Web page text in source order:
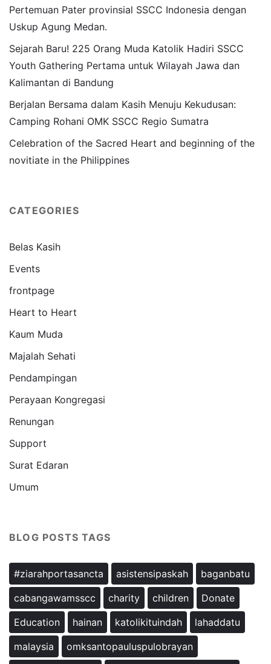
Pertemuan Pater provinsial SSCC Indonesia dengan
Uskup Agung Medan.
Sejarah Baru! 225 Orang Muda Katolik Hadiri SSCC
Youth Gathering Pertama untuk Wilayah Jawa dan
Kalimantan di Bandung
Berjalan Bersama dalam Kasih Menuju Kekudusan:
Camping Rohani OMK SSCC Regio Sumatra
Celebration of the Sacred Heart and beginning of the
novitiate in the Philippines
CATEGORIES
Belas Kasih
Events
frontpage
Heart to Heart
Kaum Muda
Majalah Sehati
Pendampingan
Perayaan Kongregasi
Renungan
Support
Surat Edaran
Umum
BLOG POSTS TAGS
#ziarahportasancta asistensipaskah
baganbatu
cabangawamsscc
charity children
Donate
Education
hainan katolikituindah
lahaddatu
malaysia
omksantopauluspulobrayan